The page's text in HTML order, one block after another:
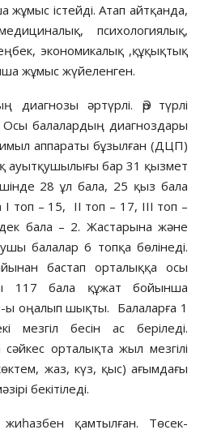
істейді. Атап айтқанда,
психологиялық,
экономикалық ,құқықтық
жұмыс жүйеленген.
диагнозы әртүрлі. Әр түрлі
Осы балалардың диагноздары
аппараты бұзылған (ДЦП)
ауытқушылығы бар 31 қызмет
28 ұл бала, 25 қыз бала
I топ – 15, II топ – 17, III топ –
бала – 2. Жастарына және
балалар 6 топқа бөлінеді.
бастап орталыққа осы
117 бала құжат бойынша
оңалып шықты. Балаларға 1
мезгіл бесін ас беріледі.
орталықта жыл мезгілі
жаз, күз, қыс) ағымдағы
бекітіледі.
қамтылған. Төсек-